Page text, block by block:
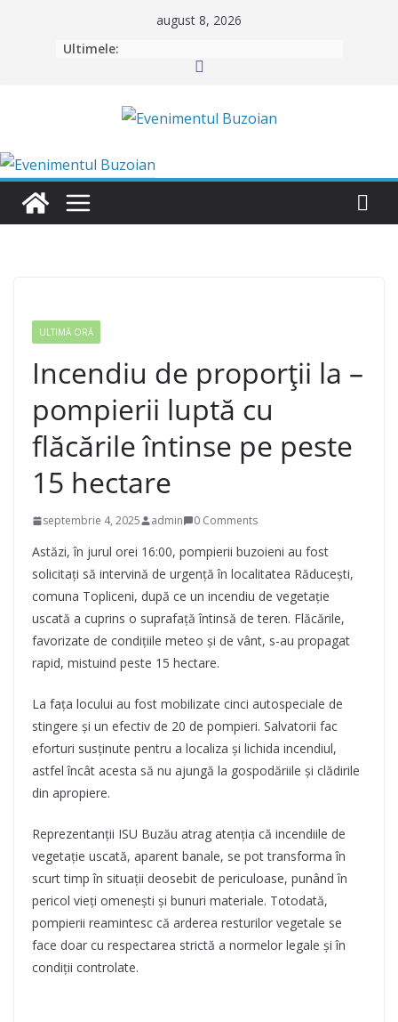
august 8, 2026
Ultimele:
ULTIMĂ ORĂ
Incendiu de proporții la –
pompierii luptă cu
flăcările întinse pe peste
15 hectare
septembrie 4, 2025 admin 0 Comments
Astăzi, în jurul orei 16:00, pompierii buzoieni au fost
solicitați să intervină de urgență în localitatea Răducești,
comuna Topliceni, după ce un incendiu de vegetație
uscată a cuprins o suprafață întinsă de teren. Flăcările,
favorizate de condițiile meteo și de vânt, s-au propagat
rapid, mistuind peste 15 hectare.
La fața locului au fost mobilizate cinci autospeciale de
stingere și un efectiv de 20 de pompieri. Salvatorii fac
eforturi susținute pentru a localiza și lichida incendiul,
astfel încât acesta să nu ajungă la gospodăriile și clădirile
din apropiere.
Reprezentanții ISU Buzău atrag atenția că incendiile de
vegetație uscată, aparent banale, se pot transforma în
scurt timp în situații deosebit de periculoase, punând în
pericol vieți omenești și bunuri materiale. Totodată,
pompierii reamintesc că arderea resturilor vegetale se
face doar cu respectarea strictă a normelor legale și în
condiții controlate.